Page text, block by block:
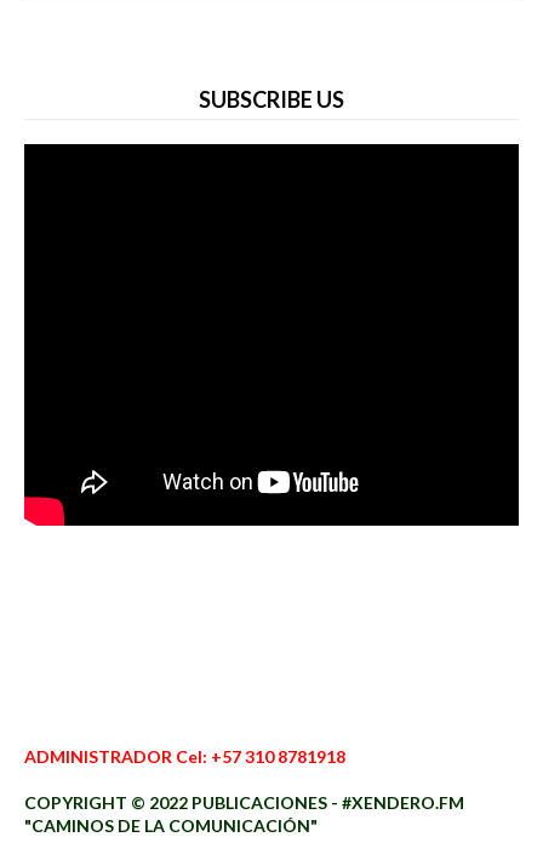
SUBSCRIBE US
ADMINISTRADOR Cel: +57 310 8781918
COPYRIGHT © 2022 PUBLICACIONES - #XENDERO.FM
"CAMINOS DE LA COMUNICACIÓN"